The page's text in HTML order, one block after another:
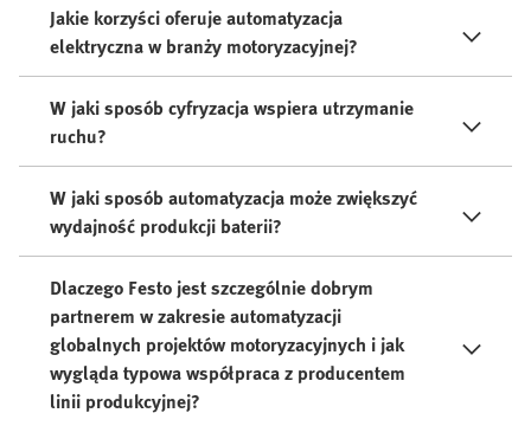
Jakie korzyści oferuje automatyzacja
elektryczna w branży motoryzacyjnej?
W jaki sposób cyfryzacja wspiera utrzymanie
ruchu?
W jaki sposób automatyzacja może zwiększyć
wydajność produkcji baterii?
Dlaczego Festo jest szczególnie dobrym
partnerem w zakresie automatyzacji
globalnych projektów motoryzacyjnych i jak
wygląda typowa współpraca z producentem
linii produkcyjnej?